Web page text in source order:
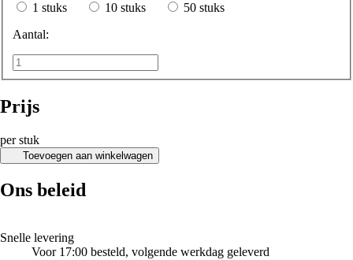
1 stuks 10 stuks
50 stuks
Aantal:
Prijs
per stuk
Toevoegen aan winkelwagen
Ons beleid
Snelle levering
Voor 17:00 besteld, volgende werkdag geleverd